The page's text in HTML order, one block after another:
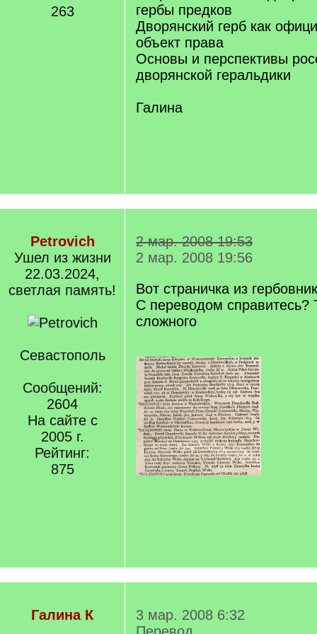
263
гербы предков
Дворянский герб как
объект права
Основы и перспективы
дворянской геральдики
Галина
Petrovich
Ушел из жизни
22.03.2024,
светлая память!
Севастополь
Сообщений:
2604
На сайте с
2005 г.
Рейтинг:
875
2 мар. 2008 19:53
2 мар. 2008 19:56
Вот страничка из
С переводом справитесь?
сложного
Галина К
3 мар. 2008 6:32